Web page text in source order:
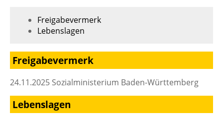
Freigabevermerk
Lebenslagen
Freigabevermerk
24.11.2025 Sozialministerium Baden-Württemberg
Lebenslagen